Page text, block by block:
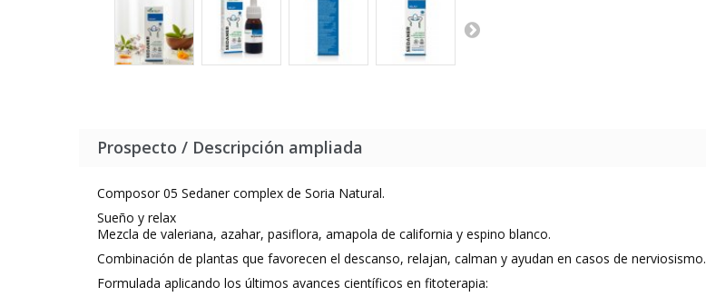
Prospecto / Descripción ampliada
Composor 05 Sedaner complex de Soria Natural.
Sueño y relax
Mezcla de valeriana, azahar, pasiflora, amapola de california y espino blanco.
Combinación de plantas que favorecen el descanso, relajan, calman y ayudan en casos de nerviosismo.
Formulada aplicando los últimos avances científicos en fitoterapia: